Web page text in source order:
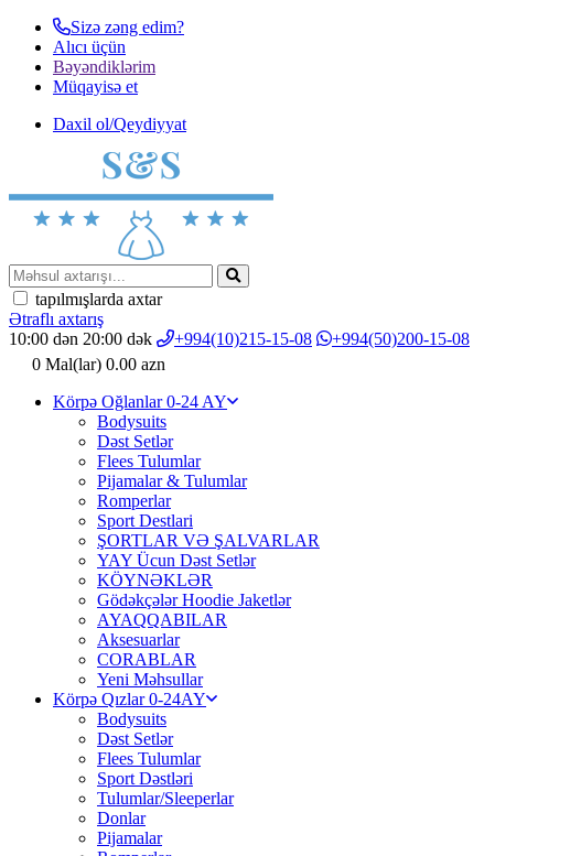
Sizə zəng edim?
Alıcı üçün
Bəyəndiklərim
Müqayisә et
Daxil ol/Qeydiyyat
tapılmışlarda axtar
Ətraflı axtarış
10:00 dən 20:00 dək
+994(10)215-15-08
+994(50)200-15-08
0 Mal(lar) 0.00 azn
Körpə Oğlanlar 0-24 AY
Bodysuits
Dəst Setlər
Flees Tulumlar
Pijamalar & Tulumlar
Romperlar
Sport Destlari
ŞORTLAR VƏ ŞALVARLAR
YAY Ücun Dəst Setlər
KÖYNƏKLƏR
Gödəkçələr Hoodie Jaketlər
AYAQQABILAR
Aksesuarlar
CORABLAR
Yeni Məhsullar
Körpə Qızlar 0-24AY
Bodysuits
Dəst Setlər
Flees Tulumlar
Sport Dəstləri
Tulumlar/Sleeperlar
Donlar
Pijamalar